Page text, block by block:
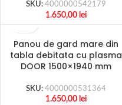
SKU:4000000542179
1.650,00 lei
Panou de gard mare din
tabla debitata cu plasma
DOOR 1500×1940 mm
SKU:4000000531364
1.650,00 lei